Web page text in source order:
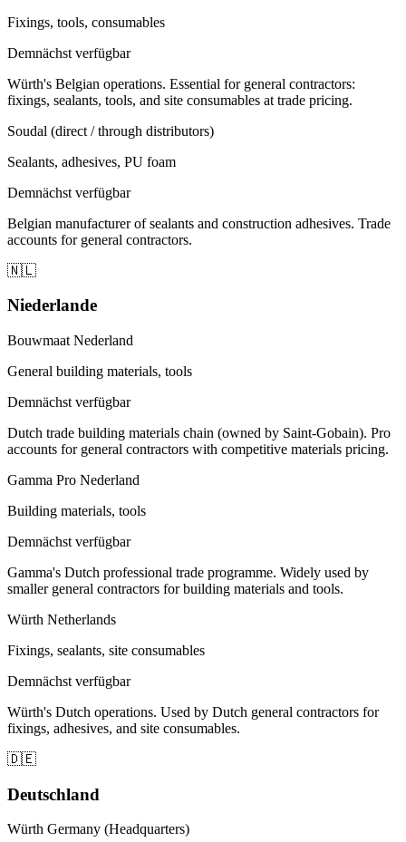
Fixings, tools, consumables
Demnächst verfügbar
Würth's Belgian operations. Essential for general contractors:
fixings, sealants, tools, and site consumables at trade pricing.
Soudal (direct / through distributors)
Sealants, adhesives, PU foam
Demnächst verfügbar
Belgian manufacturer of sealants and construction adhesives. Trade
accounts for general contractors.
🇳🇱
Niederlande
Bouwmaat Nederland
General building materials, tools
Demnächst verfügbar
Dutch trade building materials chain (owned by Saint-Gobain). Pro
accounts for general contractors with competitive materials pricing.
Gamma Pro Nederland
Building materials, tools
Demnächst verfügbar
Gamma's Dutch professional trade programme. Widely used by
smaller general contractors for building materials and tools.
Würth Netherlands
Fixings, sealants, site consumables
Demnächst verfügbar
Würth's Dutch operations. Used by Dutch general contractors for
fixings, adhesives, and site consumables.
🇩🇪
Deutschland
Würth Germany (Headquarters)